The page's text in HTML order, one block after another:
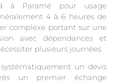
à Paramé pour usage
4 à 6 heures de
complexe portant sur une
avec dépendances et
plusieurs journées.
un devis
un premier échange